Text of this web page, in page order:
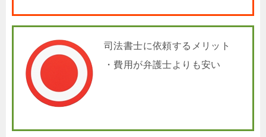
司法書士に依頼するメリット
・費用が弁護士よりも安い